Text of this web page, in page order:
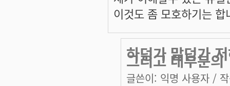
이것도 좀 모호하기는 합
하덩가 말덩가
그리고 대부분의
글쓴이: 익명 사용자 /